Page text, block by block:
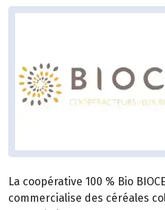
La coopérative 100 % Bio
commercialise des céréales